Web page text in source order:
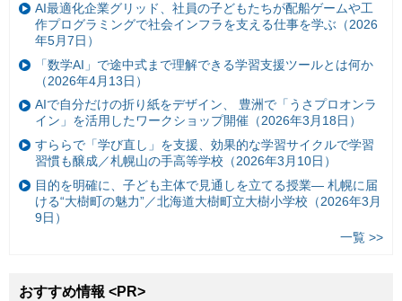
AI最適化企業グリッド、社員の子どもたちが配船ゲームや工
作プログラミングで社会インフラを支える仕事を学ぶ（2026
年5月7日）
「数学AI」で途中式まで理解できる学習支援ツールとは何か
（2026年4月13日）
AIで自分だけの折り紙をデザイン、 豊洲で「うさプロオンラ
イン」を活用したワークショップ開催（2026年3月18日）
すららで「学び直し」を支援、効果的な学習サイクルで学習
習慣も醸成／札幌山の手高等学校（2026年3月10日）
目的を明確に、子ども主体で見通しを立てる授業— 札幌に届
ける“大樹町の魅力”／北海道大樹町立大樹小学校（2026年3月
9日）
一覧 >>
おすすめ情報 <PR>